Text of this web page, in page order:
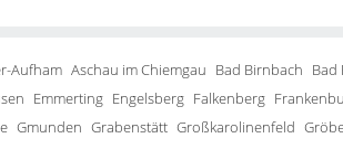
Aufham Aschau im Chiemgau Bad Birnbach Bad
Emmerting Engelsberg Falkenberg
Gmunden Grabenstätt Großkarolinenfeld